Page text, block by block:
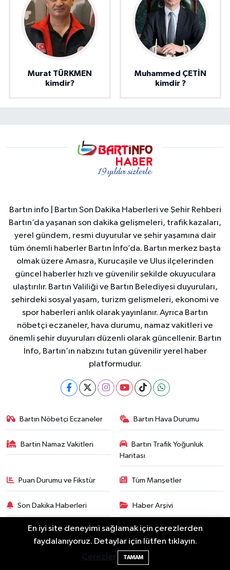
Murat TÜRKMEN
kimdir?
Muhammed ÇETİN
kimdir ?
Bartın info | Bartın Son Dakika Haberleri ve Şehir Rehberi
Bartın’da yaşanan son dakika gelişmeleri, trafik kazaları,
yerel gündem, resmi duyurular ve şehir yaşamına dair
tüm önemli haberler Bartın İnfo’da. Bartın merkez başta
olmak üzere Amasra, Kurucaşile ve Ulus ilçelerinden
güncel haberler hızlı ve güvenilir şekilde okuyuculara
ulaştırılır. Bartın Valiliği ve Bartın Belediyesi duyuruları,
şehirdeki sosyal yaşam, turizm gelişmeleri, ekonomi ve
spor haberleri anlık olarak yayınlanır. Ayrıca Bartın
nöbetçi eczaneler, hava durumu, namaz vakitleri ve
önemli şehir duyuruları düzenli olarak güncellenir. Bartın
İnfo, Bartın’ın nabzını tutan güvenilir yerel haber
platformudur.
Bartın Nöbetçi Eczaneler Bartın Hava Durumu
Bartin Namaz Vakitleri
Bartın Trafik Yoğunluk
Haritası
Puan Durumu ve Fikstür Tüm Manşetler
Son Dakika Haberleri Haber Arşivi
En iyi site deneyimi sağlamak için çerezlerden
faydalanıyoruz. Detaylar için lütfen tıklayın.
Çerezler
TAMAM
10:43 Bartın Sahillerinde 2 Ayda 271 Kişi
Ölümden Döndü